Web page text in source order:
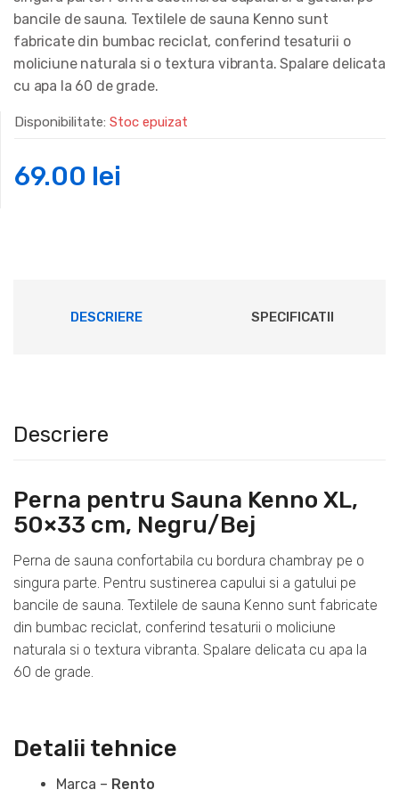
bancile de sauna. Textilele de sauna Kenno sunt
fabricate din bumbac reciclat, conferind tesaturii o
moliciune naturala si o textura vibranta. Spalare delicata
cu apa la 60 de grade.
Disponibilitate: Stoc epuizat
69.00 lei
DESCRIERE SPECIFICATII
Descriere
Perna pentru Sauna Kenno XL,
50×33 cm, Negru/Bej
Perna de sauna confortabila cu bordura chambray pe o
singura parte. Pentru sustinerea capului si a gatului pe
bancile de sauna. Textilele de sauna Kenno sunt fabricate
din bumbac reciclat, conferind tesaturii o moliciune
naturala si o textura vibranta. Spalare delicata cu apa la
60 de grade.
Detalii tehnice
Marca – Rento